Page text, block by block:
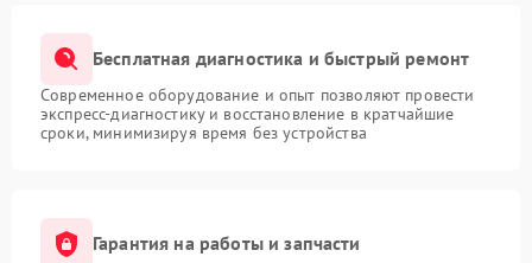
Бесплатная диагностика и быстрый ремонт
Современное оборудование и опыт позволяют провести
экспресс-диагностику и восстановление в кратчайшие
сроки, минимизируя время без устройства
Гарантия на работы и запчасти